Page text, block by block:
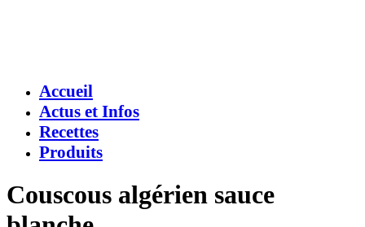
Accueil
Actus et Infos
Recettes
Produits
Couscous algérien sauce